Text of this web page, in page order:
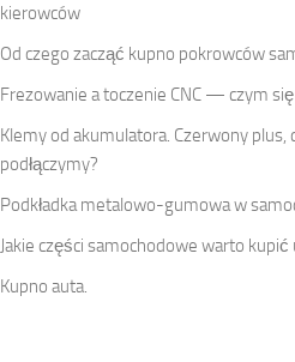
kierowców
Od czego zacząć kupno pokrowców
Frezowanie a toczenie CNC — czym
Klemy od akumulatora. Czerwony plus,
podłączymy?
Podkładka metalowo-gumowa w
Jakie części samochodowe warto kupić
Kupno auta.